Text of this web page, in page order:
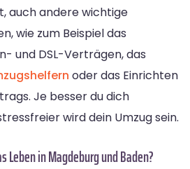
auch andere wichtige
wie zum Beispiel das
und DSL-Verträgen, das
oder das Einrichten
Je besser du dich
wird dein Umzug sein.
Leben in Magdeburg und Baden?